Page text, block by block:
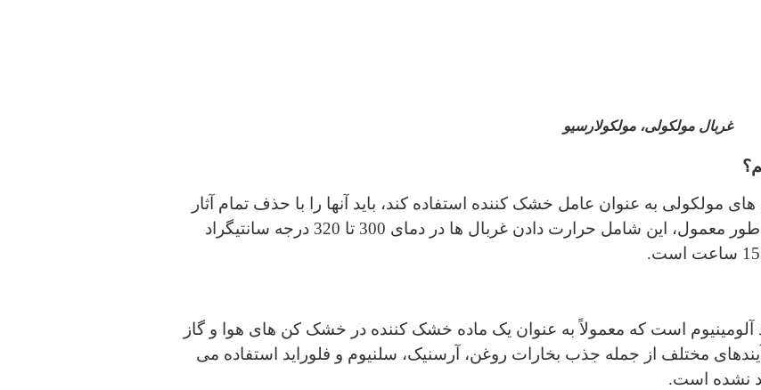
غربال مولکولی، مولکولارسیو
های مولکولی به عنوان عامل خشک کننده استفاده کند، باید آنها را با حذف تمام آثار
آب و سایر ترکیبات فرار “اکتیو” کند. به طور معمول، این شامل حرارت دادن غربال ها در دمای 300 تا 320 درجه سانتیگراد
آلومینیوم است که معمولاً به عنوان یک ماده خشک کننده در خشک کن های هوا و گاز
مختلف از جمله جذب بخارات روغن، آرسنیک، سلنیوم و فلوراید استفاده می
نشده است.